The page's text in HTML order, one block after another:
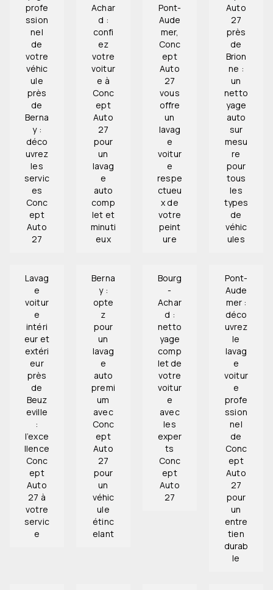
profe
ssion
nel
de
votre
véhic
ule
près
de
Berna
y :
déco
uvrez
les
servic
es
Conc
ept
Auto
27
Achar
d :
confi
ez
votre
voitur
e à
Conc
ept
Auto
27
pour
un
lavag
e
auto
comp
let et
minuti
eux
Pont-
Aude
mer,
Conc
ept
Auto
27
vous
offre
un
lavag
e
voitur
e
respe
ctueu
x de
votre
peint
ure
Auto
27
près
de
Brion
ne :
un
netto
yage
auto
sur
mesu
re
pour
tous
les
types
de
véhic
ules
Lavag
e
voitur
e
intéri
eur et
extéri
eur
près
de
Beuz
eville
:
l’exce
llence
Conc
ept
Auto
27 à
votre
servic
e
Berna
y :
opte
z
pour
un
lavag
e
auto
premi
um
avec
Conc
ept
Auto
27
pour
un
véhic
ule
étinc
elant
Bourg
-
Achar
d :
netto
yage
comp
let de
votre
voitur
e
avec
les
exper
ts
Conc
ept
Auto
27
Pont-
Aude
mer :
déco
uvrez
le
lavag
e
voitur
e
profe
ssion
nel
de
Conc
ept
Auto
27
pour
un
entre
tien
durab
le